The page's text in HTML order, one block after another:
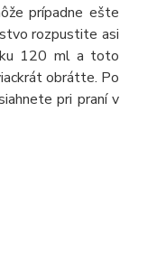
prípadne ešte
rozpustite asi
120 ml a toto
obrátte. Po
pri praní v